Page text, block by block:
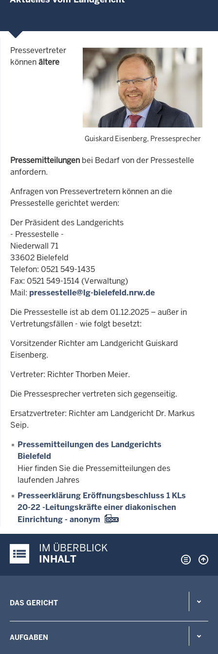
Guiskard Eisenberg, Pressesprecher
Pressevertreter
könnenältere
Pressemitteilungen bei Bedarf von der Pressestelle
anfordern.
Anfragen von Pressevertretern können an die
Pressestelle gerichtet werden:
Der Präsident des Landgerichts
- Pressestelle -
Niederwall 71
33602 Bielefeld
Telefon: 0521 549-1435
Fax: 0521 549-1514 (Verwaltung)
Mail: pressestelle@lg-bielefeld.nrw.de
Die Pressestelle ist ab dem 01.12.2025 – außer in
Vertretungsfällen - wie folgt besetzt:
Vorsitzender Richter am Landgericht Guiskard
Eisenberg.
Vertreter: Richter Thorben Meier.
Die Pressesprecher vertreten sich gegenseitig.
Ersatzvertreter: Richter am Landgericht Dr. Markus
Seip.
Pressemitteilungen des Landgerichts
Bielefeld
Hier finden Sie die Pressemitteilungen des
laufenden Jahres
Presseerklärung Eröffnungsbeschluss 1 KLs
20-22 -Leitungskräfte einer diakonischen
Einrichtung - anonym
Justiz-Portal im Überblick:
IM ÜBERBLICK
INHALT
DAS GERICHT
AUFGABEN